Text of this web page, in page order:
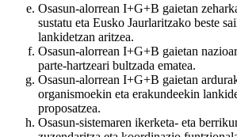
Osasun-alorrean I+G+B gaietan
sustatu eta Eusko Jaurlaritzako beste
lankidetzan aritzea.
Osasun-alorrean I+G+B gaietan
parte-hartzeari bultzada ematea.
Osasun-alorrean I+G+B gaietan
organismoekin eta erakundeekin
proposatzea.
Osasun-sistemaren ikerketa- eta